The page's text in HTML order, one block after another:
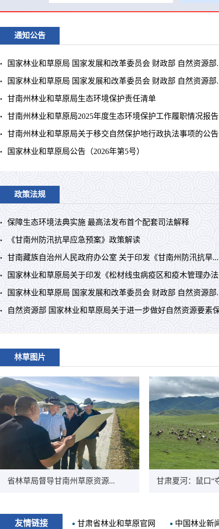
通知公告
国家林业和草原局 国家发展和改革委员会 财政部 自然资源部
国家林业和草原局 国家发展和改革委员会 财政部 自然资源部
甘南州林业和草原局生态环境保护责任清单
甘南州林业和草原局2025年度生态环境保护工作履职情况报告
甘南州林业和草原局关于移交自然保护地行政执法事项的公告
国家林业和草原局公告（2026年第5号）
政策法规
保障生态环境法典实施 最高法发布首个配套司法解释
《甘南州防汛抗旱应急预案》政策解读
甘南藏族自治州人民政府办公室 关于印发《甘南州防汛抗旱...
国家林业和草原局关于印发《松材线虫病疫区和疫木管理办
国家林业和草原局 国家发展和改革委员会 财政部 自然资源部
自然资源部 国家林业和草原局关于进一步做好自然资源要素
林草图片
省林草局督导甘南州草原资源... 甘肃夏河：鼠口“
友情链接 甘肃省林业和草原官网 中国林业新